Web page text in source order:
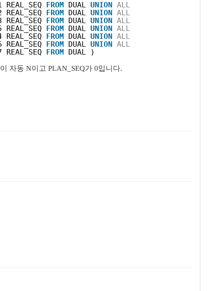
REAL_SEQ FROM DUAL UNION ALL
REAL_SEQ FROM DUAL UNION ALL
REAL_SEQ FROM DUAL UNION ALL
REAL_SEQ FROM DUAL UNION ALL
REAL_SEQ FROM DUAL UNION ALL
REAL_SEQ FROM DUAL UNION ALL
REAL_SEQ FROM DUAL )
자동 N이고 PLAN_SEQ가 0입니다.